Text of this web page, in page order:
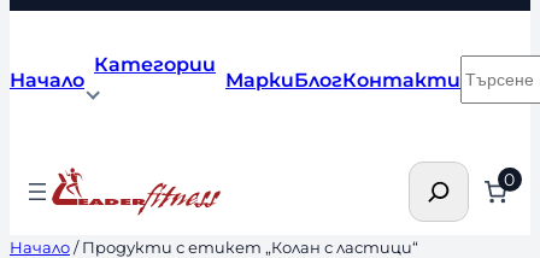
Начало
Категории
МаркиБлогКонтакти
Търсене 0
Начало/ Продукти с етикет „Колан с ластици“